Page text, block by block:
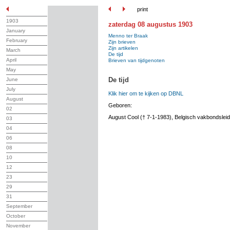
print
1903
January
February
March
April
May
June
July
August
02
03
04
06
08
10
12
23
29
31
September
October
November
zaterdag 08 augustus 1903
Menno ter Braak
Zijn brieven
Zijn artikelen
De tijd
Brieven van tijdgenoten
De tijd
Klik hier om te kijken op DBNL
Geboren:
August Cool († 7-1-1983), Belgisch